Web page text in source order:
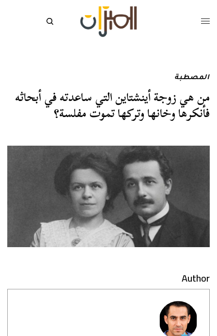
المصطبة
من هي زوجة أينشتاين التي ساعدته في أبحاثه
فأنكرها وخانها وتركها تموت مفلسة؟
Author